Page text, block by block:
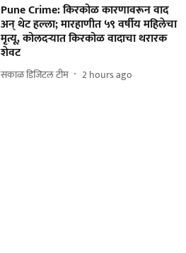
Pune Crime: किरकोळ कारणावरून वाद
अन् थेट हल्ला; मारहाणीत ५९ वर्षीय महिलेचा
मृत्यू, कोलदऱ्यात किरकोळ वादाचा थरारक
शेवट
सकाळ डिजिटल टीम 2 hours ago